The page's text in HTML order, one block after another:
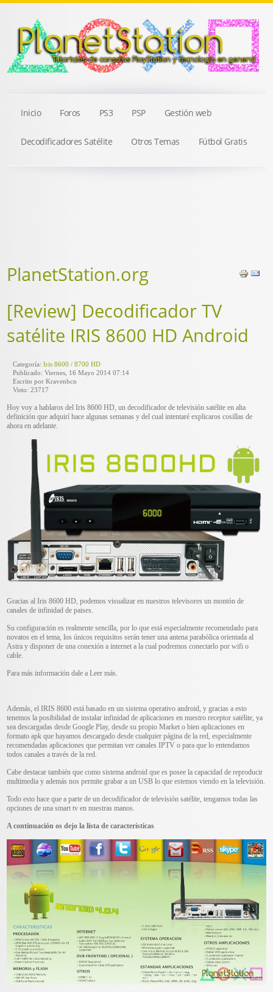
Inicio Foros PS3 PSP Gestión web
Decodificadores Satélite Otros Temas Fútbol Gratis
PlanetStation.org
[Review] Decodificador TV
satélite IRIS 8600 HD Android
Categoría:Iris 8600 / 8700 HD
Publicado: Viernes, 16 Mayo 2014 07:14
Escrito por Kravenbcn
Visto: 23717
Hoy voy a hablaros del Iris 8600 HD, un decodificador de televisión satélite en alta
definición que adquirí hace algunas semanas y del cual intentaré explicaros cosillas de
ahora en adelante.
Gracias al Iris 8600 HD, podemos visualizar en nuestros televisores un montón de
canales de infinidad de paises.
Su configuración es realmente sencilla, por lo que está especialmente recomendado para
novatos en el tema, los únicos requisitos serán tener una antena parabólica orientada al
Astra y disponer de una conexión a internet a la cual podremos conectarlo por wifi o
cable.
Para más información dale a Leer más.
Además, el IRIS 8600 está basado en un sistema operativo android, y gracias a esto
tenemos la posibilidad de instalar infinidad de aplicaciones en nuestro receptor satélite, ya
sea descargadas desde Google Play, desde su propio Market o bien aplicaciones en
formato apk que hayamos descargado desde cualquier página de la red, especialmente
recomendadas aplicaciones que permitan ver canales IPTV o para que lo entendamos
todos canales a través de la red.
Cabe destacar también que como sistema android que es posee la capacidad de reproducir
multimedia y además nos permite grabar a un USB lo que estemos viendo en la televisión.
Todo esto hace que a parte de un decodificador de televisión satélite, tengamos todas las
opciones de una smart tv en nuestras manos.
A continuación os dejo la lista de características